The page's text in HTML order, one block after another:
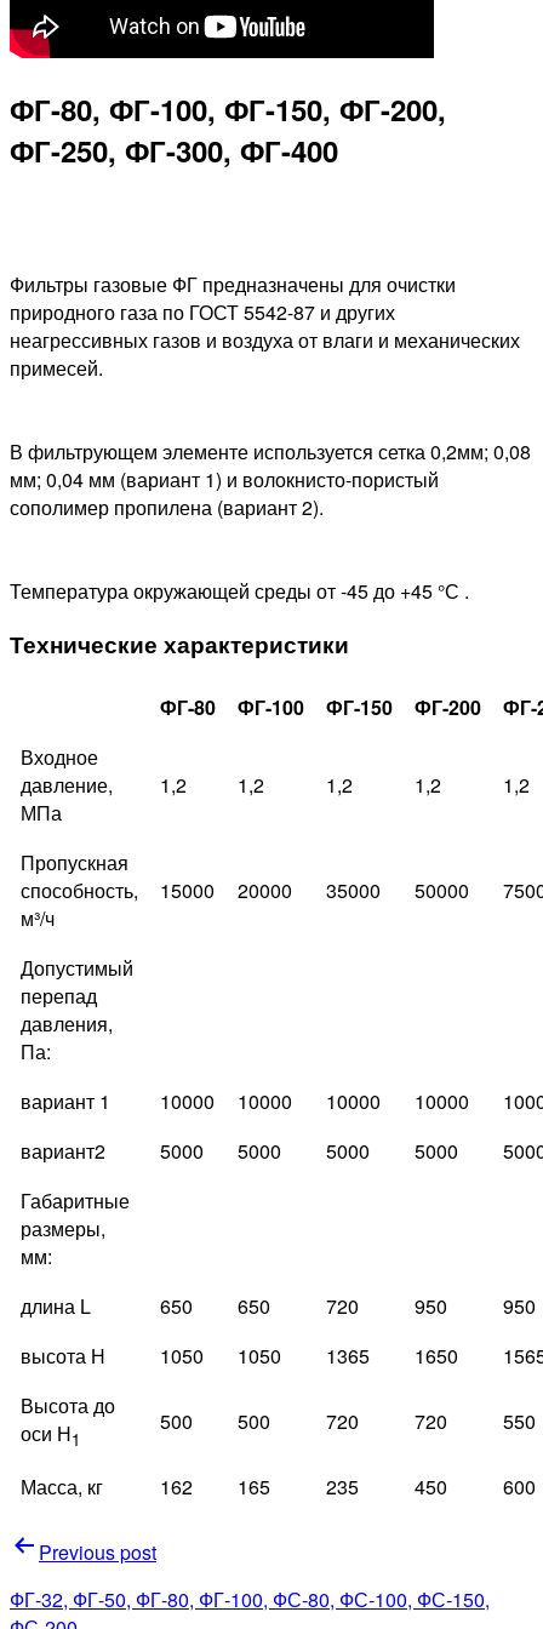
ФГ-80, ФГ-100, ФГ-150, ФГ-200,
ФГ-250, ФГ-300, ФГ-400
Фильтры газовые ФГ предназначены для очистки
природного газа по ГОСТ 5542-87 и других
неагрессивных газов и воздуха от влаги и механических
примесей.
В фильтрующем элементе используется сетка 0,2мм; 0,08
мм; 0,04 мм (вариант 1) и волокнисто-пористый
сополимер пропилена (вариант 2).
Температура окружающей среды от -45 до +45 °С .
Технические характеристики
ФГ-80 ФГ-100 ФГ-150 ФГ-200
ФГ-
Входное
давление,
МПа
1,2 1,2 1,2 1,2 1,2
Пропускная
способность,
м³/ч
15000 20000 35000 50000
Допустимый
перепад
давления,
Па:
вариант 1
10000 10000 10000 10000
вариант2
5000 5000 5000 5000
Габаритные
размеры,
мм:
длина L
650 650 720 950
950
высота Н
1050 1050 1365 1650
Высота до
оси Н1
500 500 720 720 550
Масса, кг 162 165 235 450 600
Навигация
по
Previous post
ФГ-32, ФГ-50, ФГ-80, ФГ-100, ФС-80, ФС-100, ФС-150,